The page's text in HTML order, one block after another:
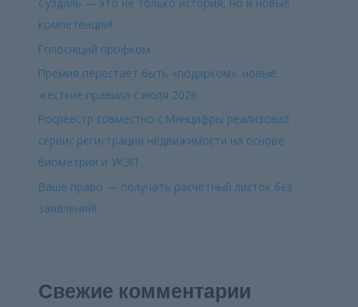
компетенции!
Голосящий профком
Премия перестает быть «подарком»: новые
жесткие правила с июля 2026
Росреестр совместно с Минцифры реализовал
сервис регистрации недвижимости на основе
биометрии и УКЭП
Ваше право — получать расчетный листок без
заявлений!
Свежие комментарии